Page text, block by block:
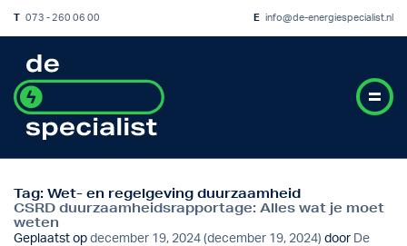
073 - 260 06 00 E info@de-energiespecialist.nl
Tag: Wet- en regelgeving duurzaamheid
CSRD duurzaamheidsrapportage: Alles wat je moet
weten
Geplaatst op december 19, 2024 (december 19, 2024) door De